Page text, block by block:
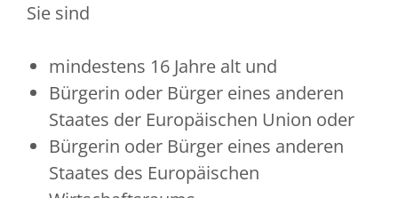
Sie sind
mindestens 16 Jahre alt und
Bürgerin oder Bürger eines anderen
Staates der Europäischen Union oder
Bürgerin oder Bürger eines anderen
Staates des Europäischen